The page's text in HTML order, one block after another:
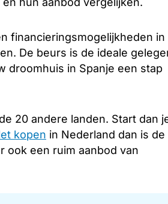
financieringsmogelijkheden in
De beurs is de ideale
droomhuis in Spanje een stap
20 andere landen. Start dan
kopen in Nederland dan is
ook een ruim aanbod van